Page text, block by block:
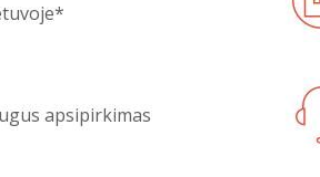
apsipirkimas